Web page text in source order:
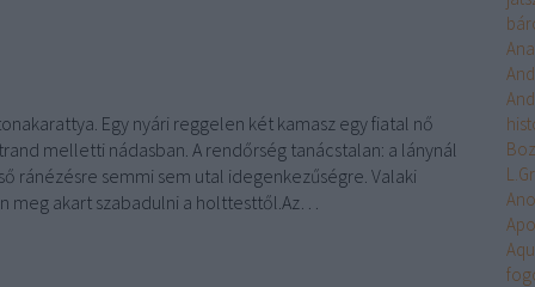
Egy nyári reggelen két kamasz egy fiatal nő
melletti nádasban. A rendőrség tanácstalan: a lánynál
ránézésre semmi sem utal idegenkezű­ségre. Valaki
meg akart szabadulni a holttesttől.Az…